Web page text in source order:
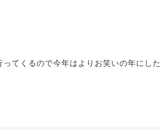
てくるので今年はよりお笑いの年にした